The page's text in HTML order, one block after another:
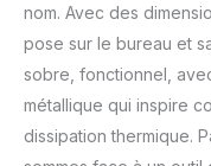
nom. Avec des
pose sur le bureau et
sobre, fonctionnel,
métallique qui inspire
dissipation thermique.